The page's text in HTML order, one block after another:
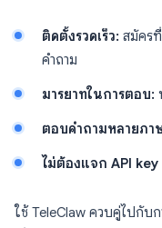
ติดตั้งรวดเร็ว: สมัคร
คำถาม
มารยาทในการตอบ:
ตอบคำถามหลายภา
ไม่ต้องแจก API key
ใช้ TeleClaw ควบคู่ไปกั